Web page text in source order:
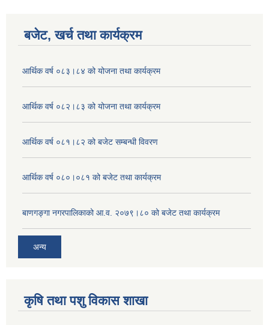
बजेट, खर्च तथा कार्यक्रम
आर्थिक वर्ष ०८३।८४ को योजना तथा कार्यक्रम
आर्थिक वर्ष ०८२।८३ को योजना तथा कार्यक्रम
आर्थिक वर्ष ०८१।८२ को बजेट सम्बन्धी विवरण
आर्थिक वर्ष ०८०।०८१ को बजेट तथा कार्यक्रम
बाणगङ्गा नगरपालिकाको आ.व. २०७९।८० को बजेट तथा कार्यक्रम
अन्य
कृषि तथा पशु विकास शाखा